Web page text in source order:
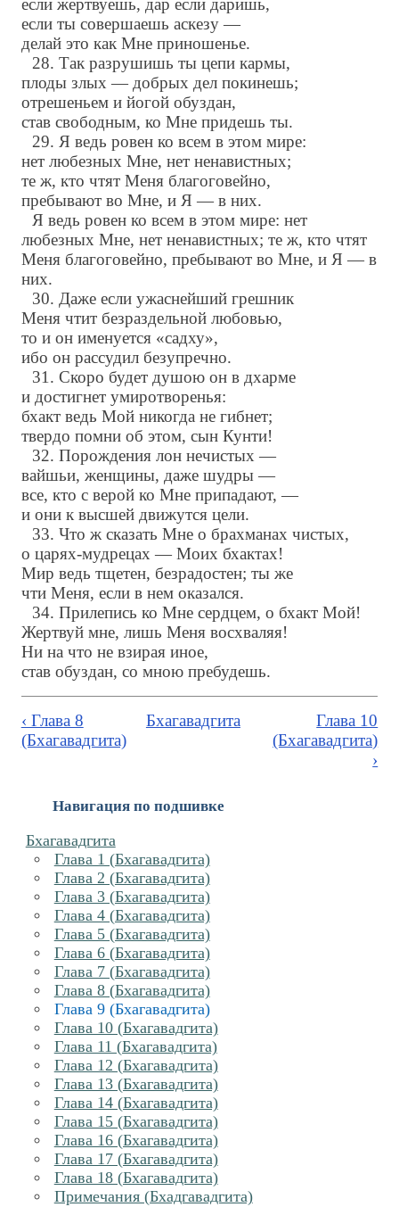
Навигация по подшивке
Бхагавадгита
Глава 1 (Бхагавадгита)
Глава 2 (Бхагавадгита)
Глава 3 (Бхагавадгита)
Глава 4 (Бхагавадгита)
Глава 5 (Бхагавадгита)
Глава 6 (Бхагавадгита)
Глава 7 (Бхагавадгита)
Глава 8 (Бхагавадгита)
Глава 9 (Бхагавадгита)
Глава 10 (Бхагавадгита)
Глава 11 (Бхагавадгита)
Глава 12 (Бхагавадгита)
Глава 13 (Бхагавадгита)
Глава 14 (Бхагавадгита)
Глава 15 (Бхагавадгита)
Глава 16 (Бхагавадгита)
Глава 17 (Бхагавадгита)
Глава 18 (Бхагавадгита)
Примечания (Бхадгавадгита)
если жертвуешь, дар если даришь,
если ты совершаешь аскезу —
делай это как Мне приношенье.
28. Так разрушишь ты цепи кармы,
плоды злых — добрых дел покинешь;
отрешеньем и йогой обуздан,
став свободным, ко Мне придешь ты.
29. Я ведь ровен ко всем в этом мире:
нет любезных Мне, нет ненавистных;
те ж, кто чтят Меня благоговейно,
пребывают во Мне, и Я — в них.
Я ведь ровен ко всем в этом мире: нет
любезных Мне, нет ненавистных; те ж, кто чтят
Меня благоговейно, пребывают во Мне, и Я — в
них.
30. Даже если ужаснейший грешник
Меня чтит безраздельной любовью,
то и он именуется «садху»,
ибо он рассудил безупречно.
31. Скоро будет душою он в дхарме
и достигнет умиротворенья:
бхакт ведь Мой никогда не гибнет;
твердо помни об этом, сын Кунти!
32. Порождения лон нечистых —
вайшьи, женщины, даже шудры —
все, кто с верой ко Мне припадают, —
и они к высшей движутся цели.
33. Что ж сказать Мне о брахманах чистых,
о царях-мудрецах — Моих бхактах!
Мир ведь тщетен, безрадостен; ты же
чти Меня, если в нем оказался.
34. Прилепись ко Мне сердцем, о бхакт Мой!
Жертвуй мне, лишь Меня восхваляя!
Ни на что не взирая иное,
став обуздан, со мною пребудешь.
‹ Глава 8
(Бхагавадгита)
Бхагавадгита
Глава 10
(Бхагавадгита)
›